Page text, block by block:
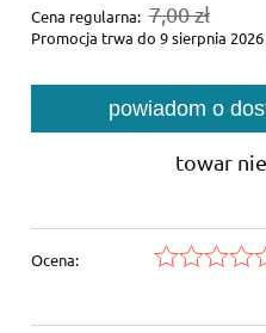
Cena regularna: 7,00 zł
Promocja trwa do 9 sierpnia 2026
powiadom o
towar
Ocena: